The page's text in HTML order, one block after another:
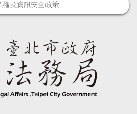
權及資訊安全政策